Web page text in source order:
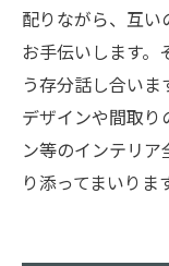
配りながら、互
お手伝いします。
う存分話し合いま
デザインや間取
ン等のインテリ
り添ってまいりま